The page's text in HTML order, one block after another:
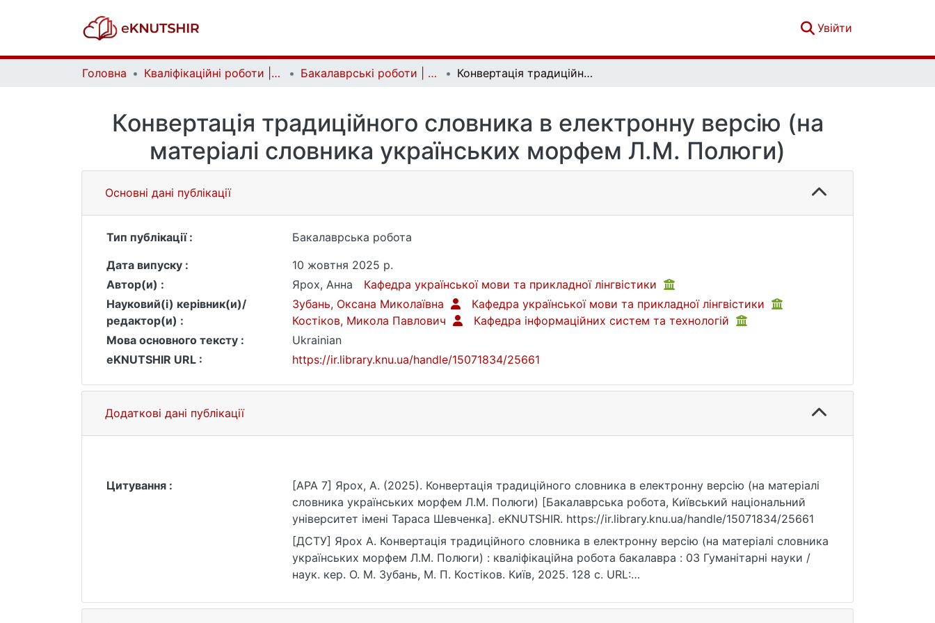
Увійти
Головна Кваліфікаційні роботи | Qualifying works Бакалаврські роботи | Bachelor theses Конвертація традиційного словника в електронну версію (на матеріалі словника українських морфем Л.М. Полюги)
Конвертація традиційного словника в електронну версію (на
матеріалі словника українських морфем Л.М. Полюги)
Основні дані публікації
Тип публікації :
Бакалаврська робота
Дата випуску :
10 жовтня 2025 р.
Автор(и) :
Ярох, Анна
Кафедра української мови та прикладної лінгвістики
Науковий(і) керівник(и)/
редактор(и) :
Зубань, Оксана Миколаївна
Кафедра української мови та прикладної лінгвістики
Костіков, Микола Павлович
Кафедра інформаційних систем та технологій
Мова основного тексту :
Ukrainian
eKNUTSHIR URL :
https://ir.library.knu.ua/handle/15071834/25661
Додаткові дані публікації
Цитування :
[APA 7] Ярох, А. (2025). Конвертація традиційного словника в електронну версію (на матеріалі
словника українських морфем Л.М. Полюги) [Бакалаврська робота, Київський національний
університет імені Тараса Шевченка]. eKNUTSHIR. https://ir.library.knu.ua/handle/15071834/25661
[ДСТУ] Ярох А. Конвертація традиційного словника в електронну версію (на матеріалі словника
українських морфем Л.М. Полюги) : кваліфікаційна робота бакалавра : 03 Гуманітарні науки /
наук. кер. О. М. Зубань, М. П. Костіков. Київ, 2025. 128 с. URL: